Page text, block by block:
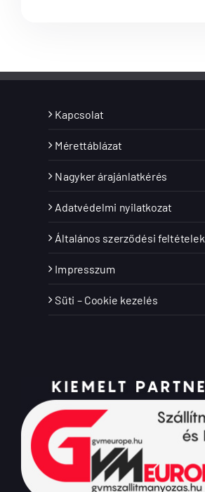
Kapcsolat
Mérettáblázat
Nagyker árajánlatkérés
Adatvédelmi nyilatkozat
Általános szerződési feltételek
Impresszum
Süti – Cookie kezelés